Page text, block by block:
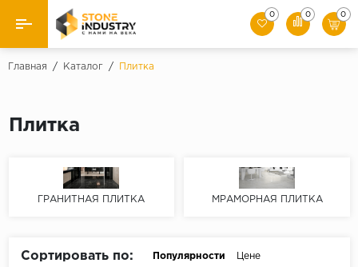
Назад
0 0 0
Главная / Каталог / Плитка
Плитка
ГРАНИТНАЯ ПЛИТКА МРАМОРНАЯ ПЛИТКА
Сортировать по: Популярности Цене